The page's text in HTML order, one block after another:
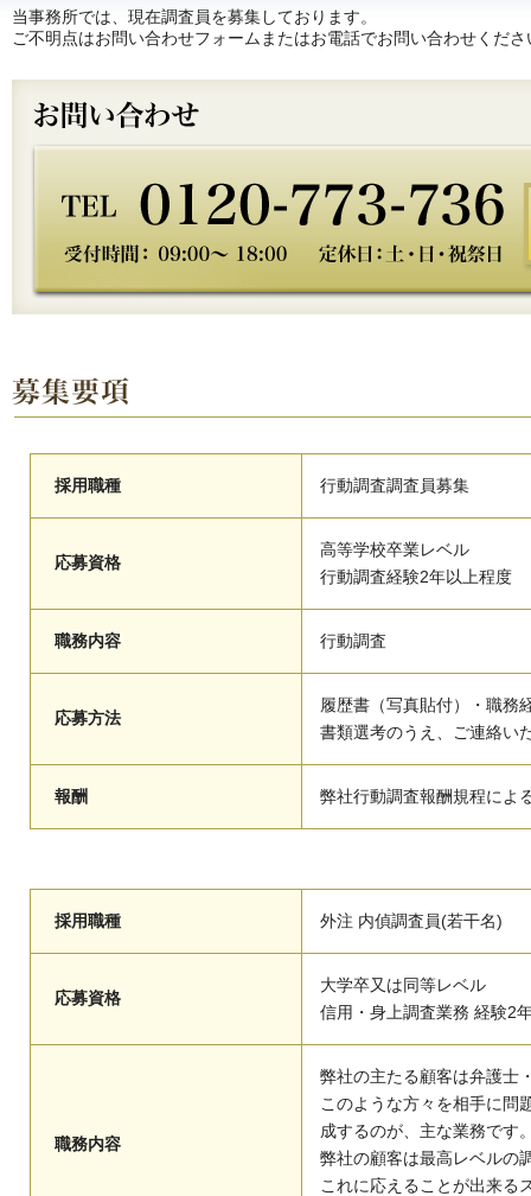
当事務所では、現在調査員を募集しております。
ご不明点はお問い合わせフォームまたはお電話でお問い合わせくださ
採用職種 行動調査調査員募集
応募資格
高等学校卒業レベル
行動調査経験2年以上程度
職務内容 行動調査
応募方法
履歴書（写真貼付）・職務
書類選考のうえ、ご連絡い
報酬 弊社行動調査報酬規程によ
採用職種 外注 内偵調査員(若干名)
応募資格
大学卒又は同等レベル
信用・身上調査業務 経験2
職務内容
弊社の主たる顧客は弁護士
このような方々を相手に問
成するのが、主な業務です
弊社の顧客は最高レベルの
これに応えることが出来る